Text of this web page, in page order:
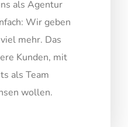
als Agentur
Wir geben
mehr. Das
Kunden, mit
als Team
wollen.